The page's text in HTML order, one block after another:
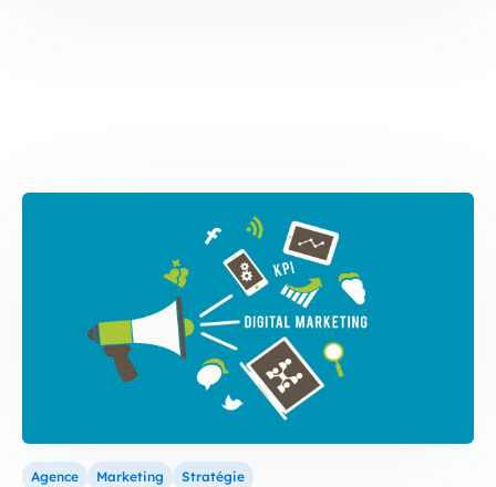
Agence Marketing Stratégie